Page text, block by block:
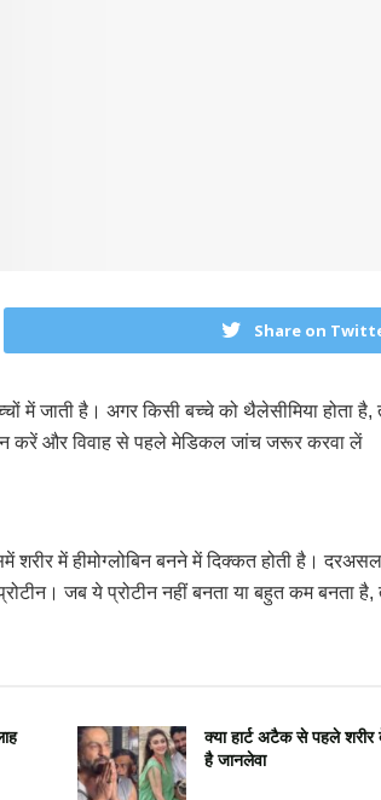
Share on
में जाती है। अगर किसी बच्चे को थैलेसीमिया होता है,
न करें और विवाह से पहले मेडिकल जांच जरूर करवा लें
शरीर में हीमोग्लोबिन बनने में दिक्कत होती है।
जब ये प्रोटीन नहीं बनता या बहुत कम बनता
क्या हार्ट अटैक से पहले
है जानलेवा